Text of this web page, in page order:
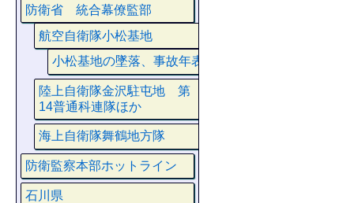
防衛省 統合幕僚監部
航空自衛隊小松基地
小松基地の墜落、事故年表
陸上自衛隊金沢駐屯地 第
14普通科連隊ほか
海上自衛隊舞鶴地方隊
防衛監察本部ホットライン
石川県